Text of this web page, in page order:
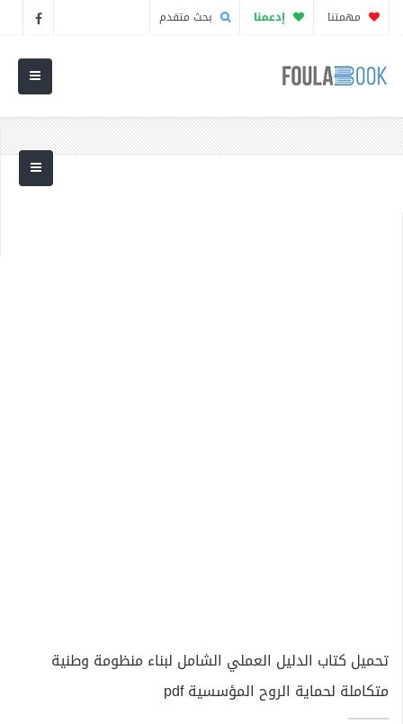
مهمتنا إدعمنا بحث متقدم
تحميل كتاب الدليل العملي الشامل لبناء منظومة وطنية
متكاملة لحماية الروح المؤسسية pdf